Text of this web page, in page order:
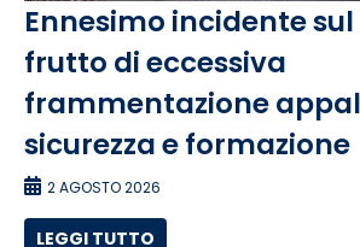
Ennesimo incidente
frutto di eccessiva
frammentazione
sicurezza e formazione
2 AGOSTO 2026
LEGGI TUTTO